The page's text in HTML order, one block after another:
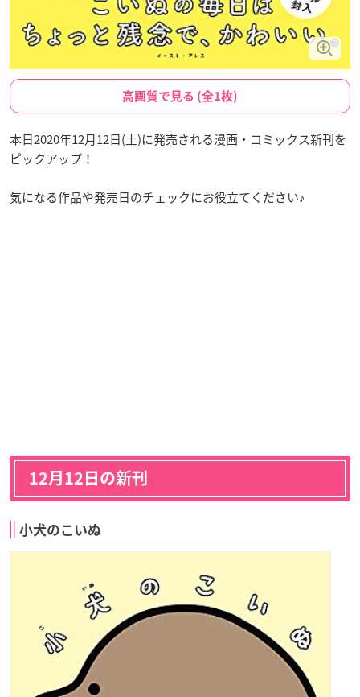
高画質で見る (全1枚)
本日2020年12月12日(土)に発売される漫画・コミックス新刊を
ピックアップ！
気になる作品や発売日のチェックにお役立てください♪
12月12日の新刊
小犬のこいぬ